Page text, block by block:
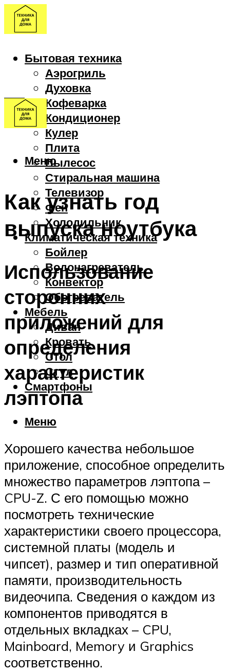
Бытовая техника
Аэрогриль
Духовка
Кофеварка
Кондиционер
Кулер
Плита
Пылесос
Стиральная машина
Телевизор
Фен
Холодильник
Климатическая техника
Бойлер
Водонагреватель
Конвектор
Обогреватель
Мебель
Диван
Кровать
Стол
Стул
Смартфоны
Меню
Меню
Как узнать год
выпуска ноутбука
Использование
сторонних
приложений для
определения
характеристик
лэптопа
Хорошего качества небольшое
приложение, способное определить
множество параметров лэптопа –
CPU-Z. С его помощью можно
посмотреть технические
характеристики своего процессора,
системной платы (модель и
чипсет), размер и тип оперативной
памяти, производительность
видеочипа. Сведения о каждом из
компонентов приводятся в
отдельных вкладках – CPU,
Mainboard, Memory и Graphics
соответственно.